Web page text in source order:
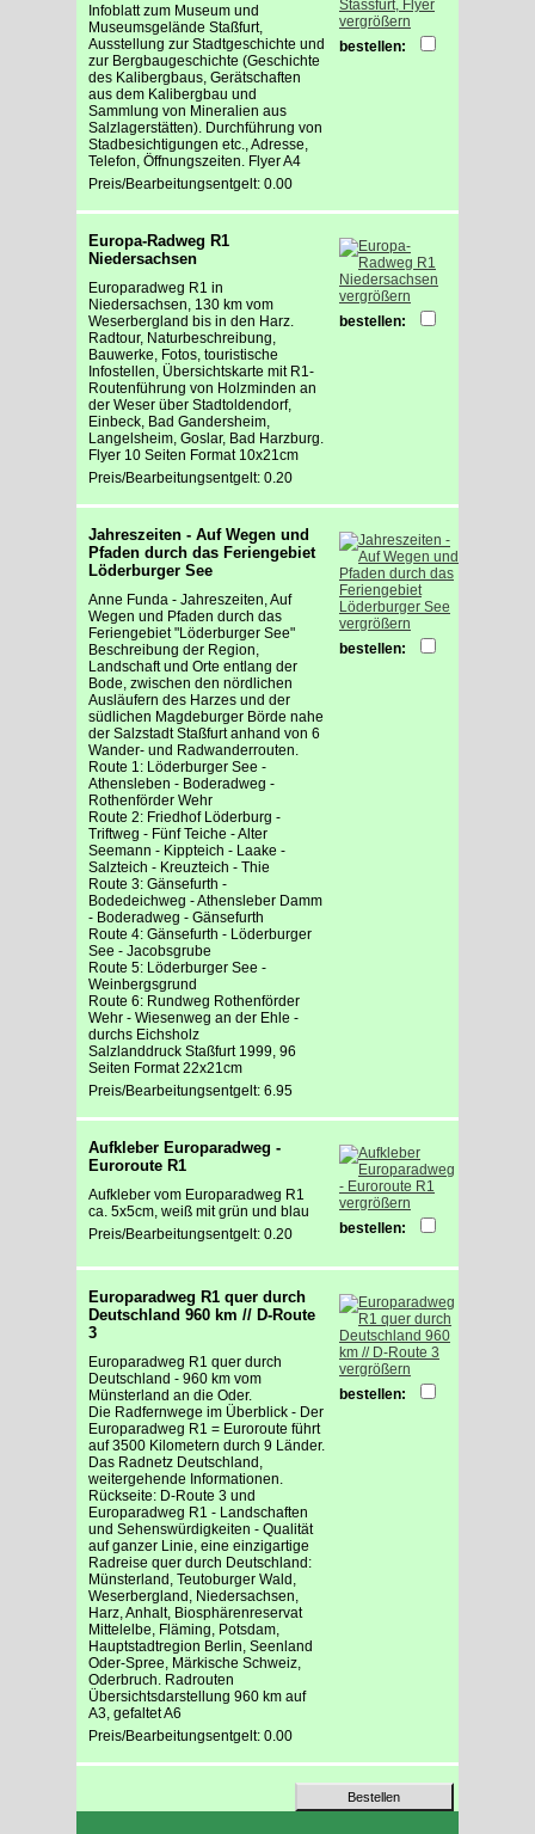
Infoblatt zum Museum und
Museumsgelände Staßfurt,
Ausstellung zur Stadtgeschichte und
zur Bergbaugeschichte (Geschichte
des Kalibergbaus, Gerätschaften
aus dem Kalibergbau und
Sammlung von Mineralien aus
Salzlagerstätten). Durchführung von
Stadbesichtigungen etc., Adresse,
Telefon, Öffnungszeiten. Flyer A4
Preis/Bearbeitungsentgelt: 0.00
vergrößern
bestellen:
Europa-Radweg R1
Niedersachsen
Europaradweg R1 in
Niedersachsen, 130 km vom
Weserbergland bis in den Harz.
Radtour, Naturbeschreibung,
Bauwerke, Fotos, touristische
Infostellen, Übersichtskarte mit R1-
Routenführung von Holzminden an
der Weser über Stadtoldendorf,
Einbeck, Bad Gandersheim,
Langelsheim, Goslar, Bad Harzburg.
Flyer 10 Seiten Format 10x21cm
Preis/Bearbeitungsentgelt: 0.20
vergrößern
bestellen:
Jahreszeiten - Auf Wegen und
Pfaden durch das Feriengebiet
Löderburger See
Anne Funda - Jahreszeiten, Auf
Wegen und Pfaden durch das
Feriengebiet "Löderburger See"
Beschreibung der Region,
Landschaft und Orte entlang der
Bode, zwischen den nördlichen
Ausläufern des Harzes und der
südlichen Magdeburger Börde nahe
der Salzstadt Staßfurt anhand von 6
Wander- und Radwanderrouten.
Route 1: Löderburger See -
Athensleben - Boderadweg -
Rothenförder Wehr
Route 2: Friedhof Löderburg -
Triftweg - Fünf Teiche - Alter
Seemann - Kippteich - Laake -
Salzteich - Kreuzteich - Thie
Route 3: Gänsefurth -
Bodedeichweg - Athensleber Damm
- Boderadweg - Gänsefurth
Route 4: Gänsefurth - Löderburger
See - Jacobsgrube
Route 5: Löderburger See -
Weinbergsgrund
Route 6: Rundweg Rothenförder
Wehr - Wiesenweg an der Ehle -
durchs Eichsholz
Salzlanddruck Staßfurt 1999, 96
Seiten Format 22x21cm
Preis/Bearbeitungsentgelt: 6.95
vergrößern
bestellen:
Aufkleber Europaradweg -
Euroroute R1
Aufkleber vom Europaradweg R1
ca. 5x5cm, weiß mit grün und blau
Preis/Bearbeitungsentgelt: 0.20
vergrößern
bestellen:
Europaradweg R1 quer durch
Deutschland 960 km // D-Route
3
Europaradweg R1 quer durch
Deutschland - 960 km vom
Münsterland an die Oder.
Die Radfernwege im Überblick - Der
Europaradweg R1 = Euroroute führt
auf 3500 Kilometern durch 9 Länder.
Das Radnetz Deutschland,
weitergehende Informationen.
Rückseite: D-Route 3 und
Europaradweg R1 - Landschaften
und Sehenswürdigkeiten - Qualität
auf ganzer Linie, eine einzigartige
Radreise quer durch Deutschland:
Münsterland, Teutoburger Wald,
Weserbergland, Niedersachsen,
Harz, Anhalt, Biosphärenreservat
Mittelelbe, Fläming, Potsdam,
Hauptstadtregion Berlin, Seenland
Oder-Spree, Märkische Schweiz,
Oderbruch. Radrouten
Übersichtsdarstellung 960 km auf
A3, gefaltet A6
Preis/Bearbeitungsentgelt: 0.00
vergrößern
bestellen: